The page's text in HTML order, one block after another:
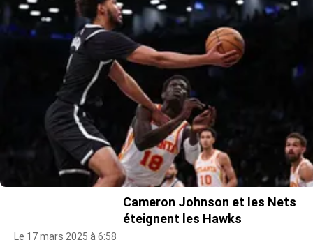
Cameron Johnson et les Nets
éteignent les Hawks
Le 17 mars 2025 à 6:58